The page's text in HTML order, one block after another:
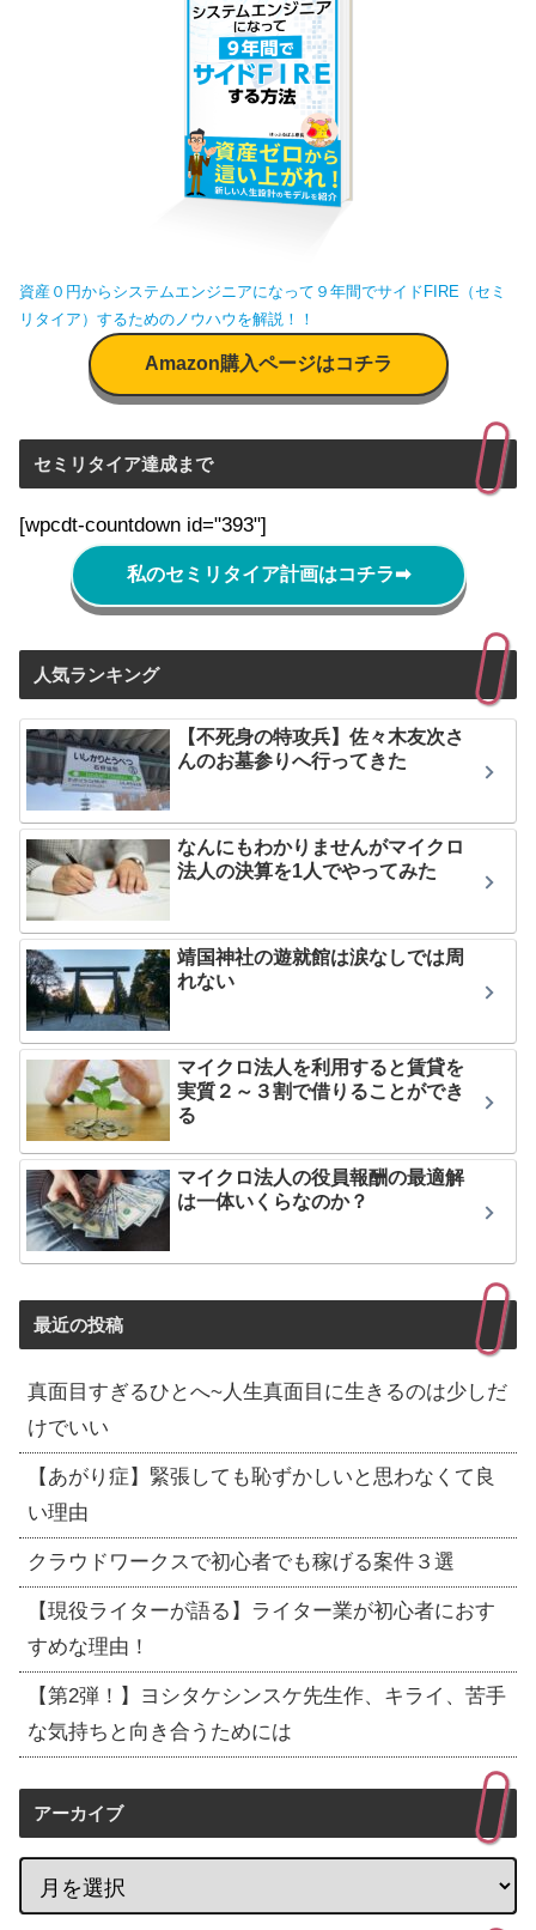
資産０円からシステムエンジニアになって９年間でサイドFIRE（セミ
リタイア）するためのノウハウを解説！！
Amazon購入ページはコチラ
セミリタイア達成まで
[wpcdt-countdown id="393"]
私のセミリタイア計画はコチラ➡
人気ランキング
【不死身の特攻兵】佐々木友次さ
んのお墓参りへ行ってきた
なんにもわかりませんがマイクロ
法人の決算を1人でやってみた
靖国神社の遊就館は涙なしでは周
れない
マイクロ法人を利用すると賃貸を
実質２～３割で借りることができ
る
マイクロ法人の役員報酬の最適解
は一体いくらなのか？
最近の投稿
真面目すぎるひとへ~人生真面目に生きるのは少しだ
けでいい
【あがり症】緊張しても恥ずかしいと思わなくて良
い理由
クラウドワークスで初心者でも稼げる案件３選
【現役ライターが語る】ライター業が初心者におす
すめな理由！
【第2弾！】ヨシタケシンスケ先生作、キライ、苦手
な気持ちと向き合うためには
アーカイブ